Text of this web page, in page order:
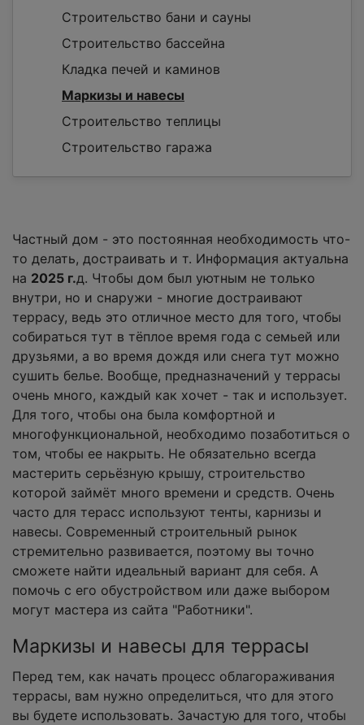
Строительство бани и сауны
Строительство бассейна
Кладка печей и каминов
Маркизы и навесы
Строительство теплицы
Строительство гаража
Частный дом - это постоянная необходимость что-
то делать, достраивать и т. Информация актуальна
на 2025 г.д. Чтобы дом был уютным не только
внутри, но и снаружи - многие достраивают
террасу, ведь это отличное место для того, чтобы
собираться тут в тёплое время года с семьей или
друзьями, а во время дождя или снега тут можно
сушить белье. Вообще, предназначений у террасы
очень много, каждый как хочет - так и использует.
Для того, чтобы она была комфортной и
многофункциональной, необходимо позаботиться о
том, чтобы ее накрыть. Не обязательно всегда
мастерить серьёзную крышу, строительство
которой займёт много времени и средств. Очень
часто для терасс используют тенты, карнизы и
навесы. Современный строительный рынок
стремительно развивается, поэтому вы точно
сможете найти идеальный вариант для себя. А
помочь с его обустройством или даже выбором
могут мастера из сайта "Работники".
Маркизы и навесы для террасы
Перед тем, как начать процесс облагораживания
террасы, вам нужно определиться, что для этого
вы будете использовать. Зачастую для того, чтобы